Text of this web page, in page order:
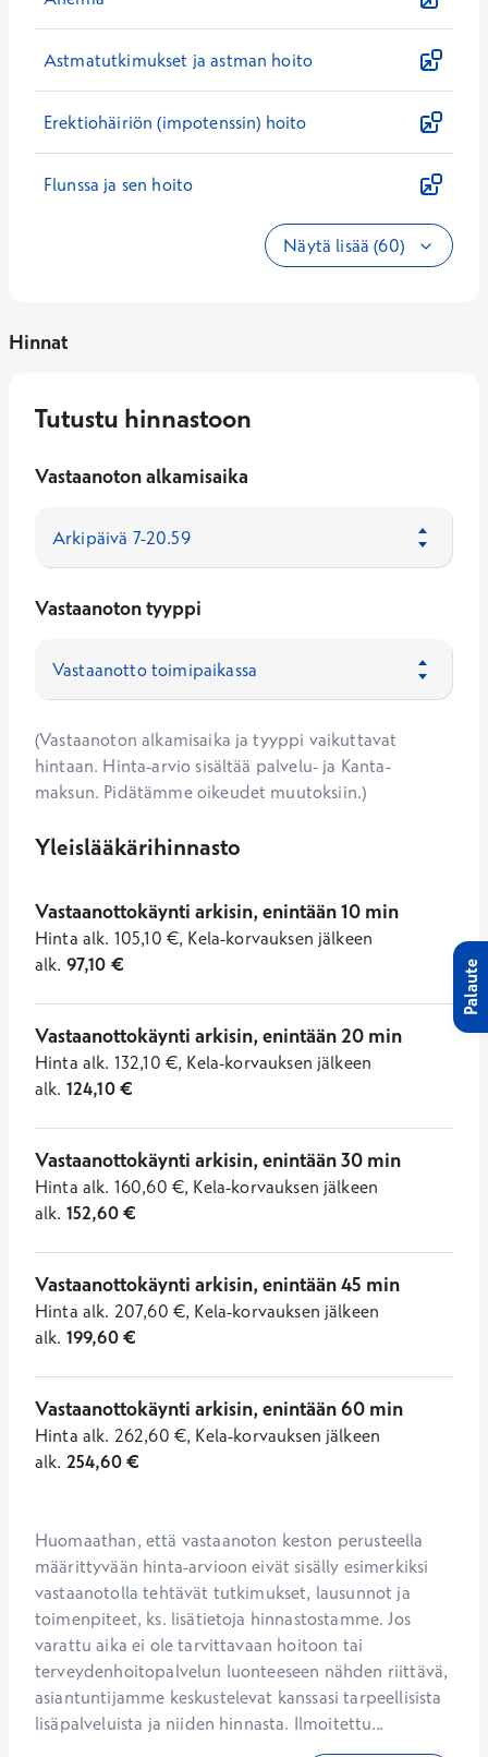
Astmatutkimukset ja astman hoito
Erektiohäiriön (impotenssin) hoito
Flunssa ja sen hoito
Näytä lisää (60)
Hinnat
Tutustu hinnastoon
Vastaanoton alkamisaika
Vastaanoton tyyppi
(Vastaanoton alkamisaika ja tyyppi vaikuttavat
hintaan. Hinta-arvio sisältää palvelu- ja Kanta-
maksun. Pidätämme oikeudet muutoksiin.)
Yleislääkärihinnasto
Vastaanottokäynti arkisin, enintään 10 min
Hinta alk. 105,10 €, Kela-korvauksen jälkeen
alk. 97,10 €
Vastaanottokäynti arkisin, enintään 20 min
Hinta alk. 132,10 €, Kela-korvauksen jälkeen
alk. 124,10€
Vastaanottokäynti arkisin, enintään 30 min
Hinta alk. 160,60 €, Kela-korvauksen jälkeen
alk. 152,60€
Vastaanottokäynti arkisin, enintään 45 min
Hinta alk. 207,60 €, Kela-korvauksen jälkeen
alk. 199,60€
Vastaanottokäynti arkisin, enintään 60 min
Hinta alk. 262,60 €, Kela-korvauksen jälkeen
alk. 254,60€
Huomaathan, että vastaanoton keston perusteella
määrittyvään hinta-arvioon eivät sisälly esimerkiksi
vastaanotolla tehtävät tutkimukset, lausunnot ja
toimenpiteet, ks. lisätietoja hinnastostamme. Jos
varattu aika ei ole tarvittavaan hoitoon tai
terveydenhoitopalvelun luonteeseen nähden riittävä,
asiantuntijamme keskustelevat kanssasi tarpeellisista
lisäpalveluista ja niiden hinnasta. Ilmoitettu...
Palaute